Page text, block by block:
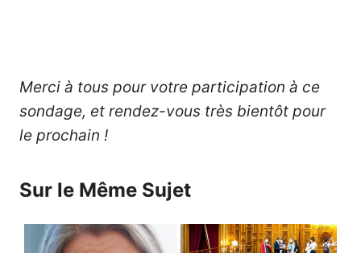
Merci à tous pour votre participation à ce
sondage, et rendez-vous très bientôt pour
le prochain !
Sur le Même Sujet